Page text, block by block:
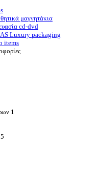
μαγνητάκια
cd-dvd
Luxury packaging
items
1